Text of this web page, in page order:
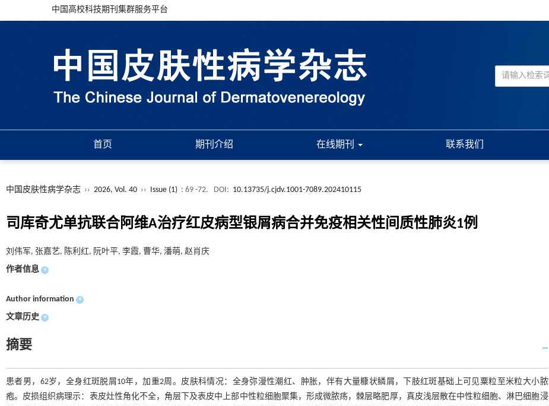
中国高校科技期刊集群服务平台
首页 期刊介绍 在线期刊 联系我们
中国皮肤性病学杂志 ›› 2026, Vol. 40 ›› Issue (1) : 69 -72. DOI: 10.13735/j.cjdv.1001-7089.202410115
司库奇尤单抗联合阿维A治疗红皮病型银屑病合并免疫相关性间质性肺炎1例
刘伟军, 张嘉艺, 陈利红, 阮叶平, 李霞, 曹华, 潘萌, 赵肖庆
作者信息 +
Author information +
文章历史 +
摘要
患者男，62岁，全身红斑脱屑10年，加重2周。皮肤科情况：全身弥漫性潮红、肿胀，伴有大量糠状鳞屑，下肢红斑基础上可见粟粒至米粒大小脓
疱。皮损组织病理示：表皮灶性角化不全，角层下及表皮中上部中性粒细胞聚集，形成微脓疡，棘层略肥厚，真皮浅层散在中性粒细胞、淋巴细胞浸